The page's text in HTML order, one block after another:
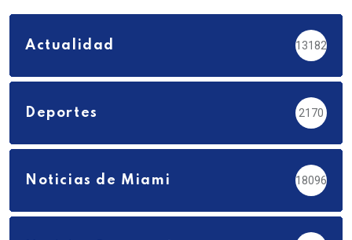
Actualidad 13182
Deportes 2170
Noticias de Miami 18096